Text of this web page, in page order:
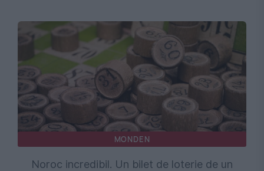
MONDEN
Noroc incredibil. Un bilet de loterie de un